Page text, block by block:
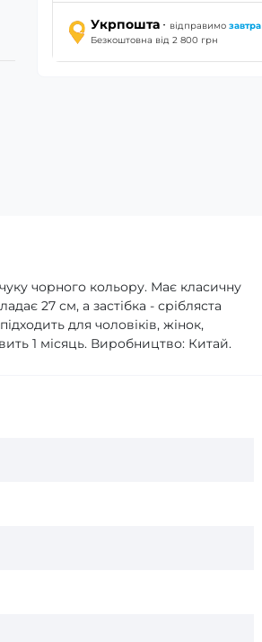
Укрпошта · відправимо завтра
Безкоштовна від 2 800 грн
чорного кольору. Має класичну
27 см, а застібка - срібляста
для чоловіків, жінок,
1 місяць. Виробництво: Китай.